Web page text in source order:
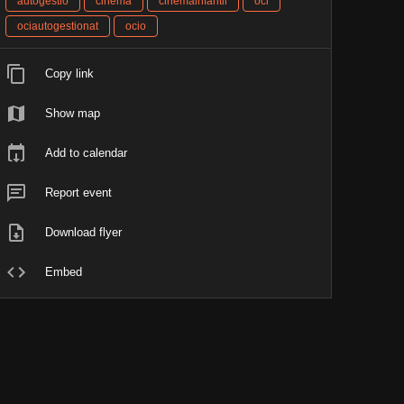
ociautogestionat
ocio
Copy link
Show map
Add to calendar
Report event
Download flyer
Embed